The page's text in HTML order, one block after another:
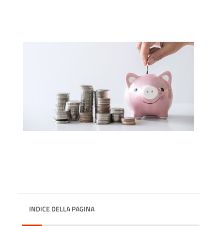
INDICE DELLA PAGINA